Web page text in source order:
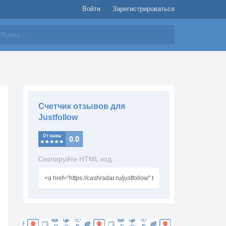
Войти Зарегистрироваться
Счетчик отзывов для
Justfollow
Скопируйте HTML код: